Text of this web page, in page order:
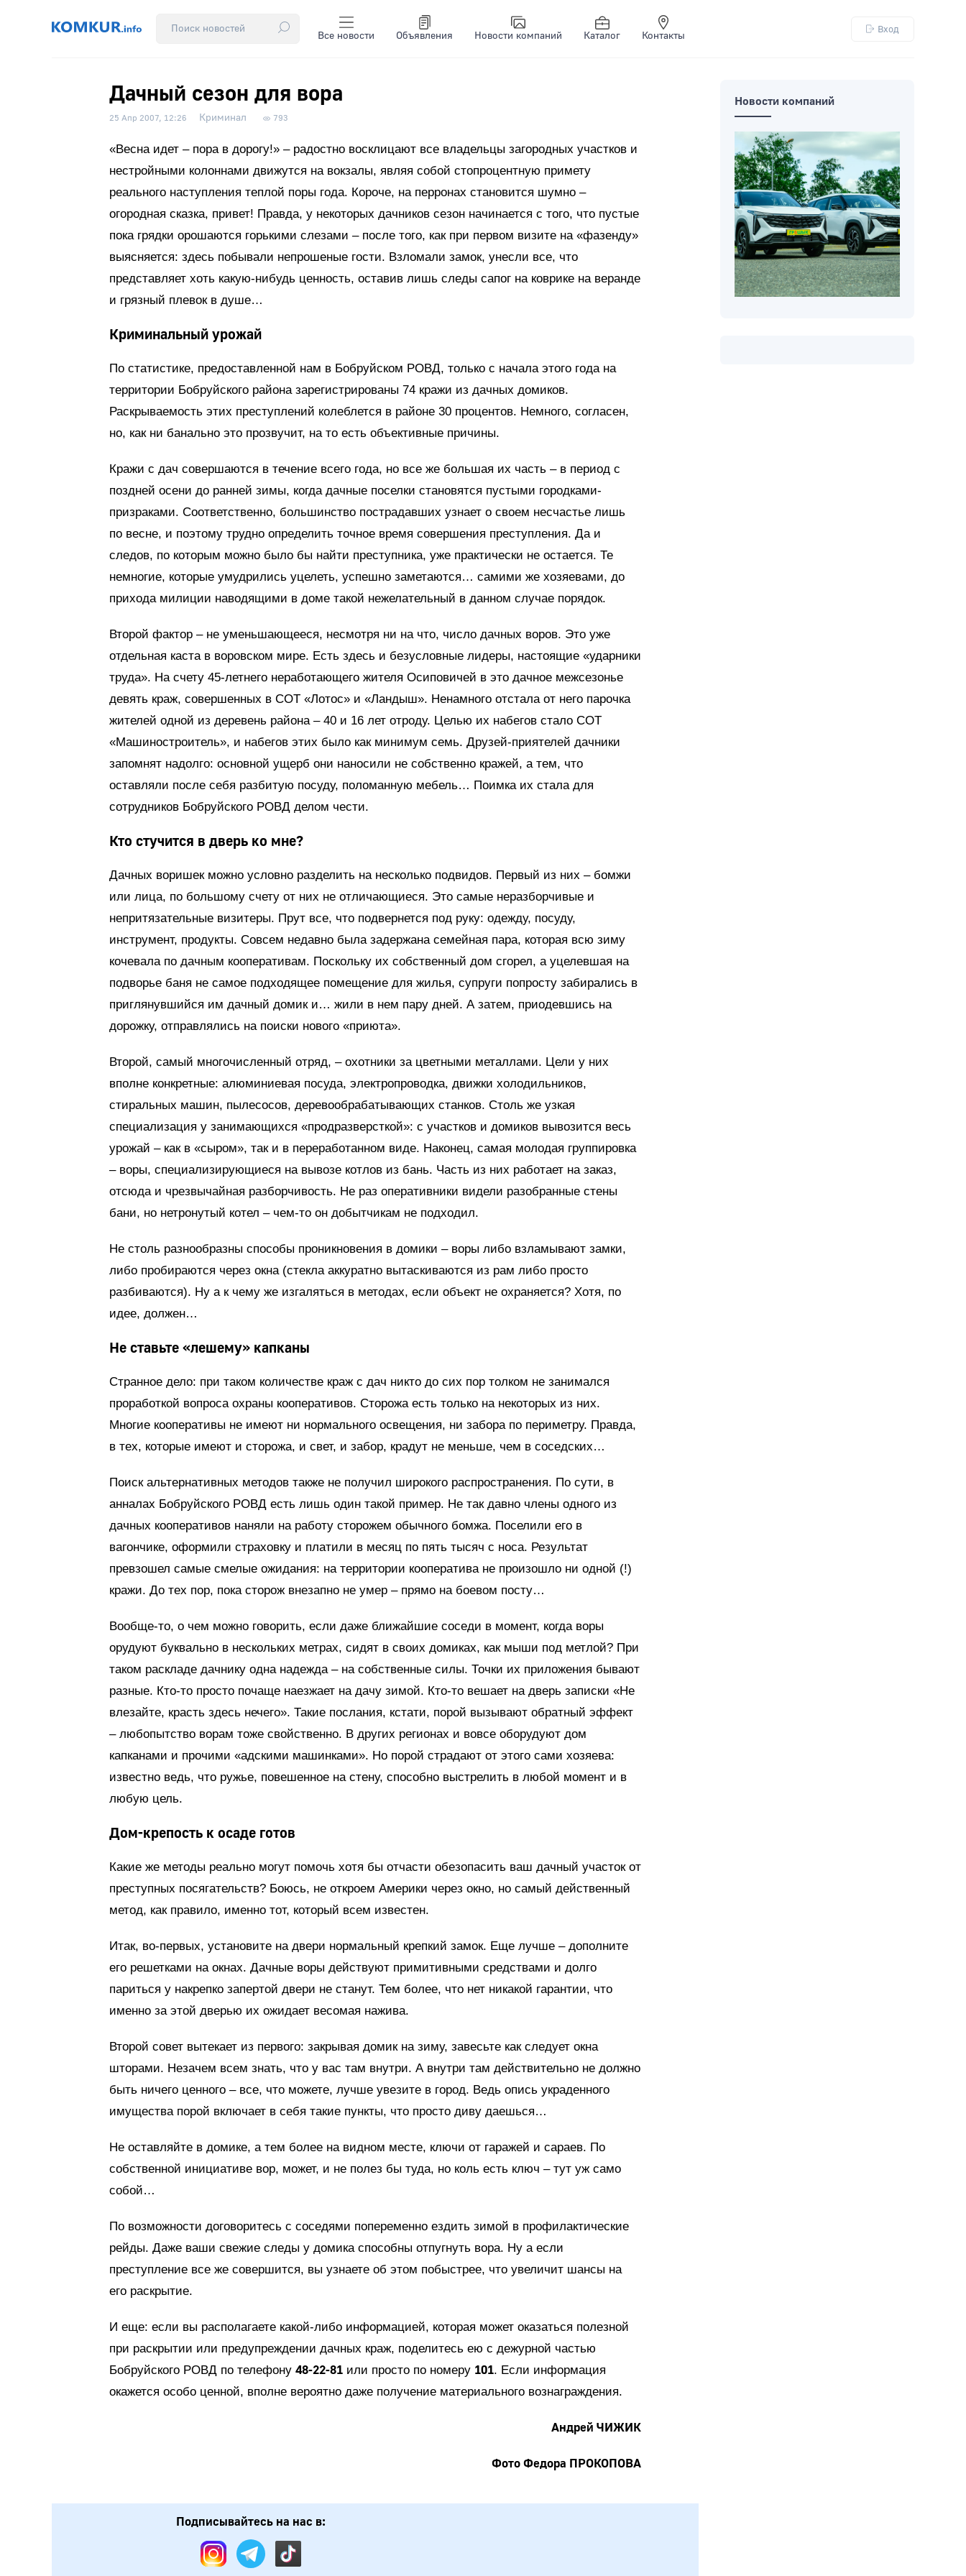
Все новости Объявления Новости компаний Каталог Контакты
Вход
Дачный сезон для вора
25 Апр 2007, 12:26 Криминал 793
«Весна идет – пора в дорогу!» – радостно восклицают все владельцы загородных участков и
нестройными колоннами движутся на вокзалы, являя собой стопроцентную примету
реального наступления теплой поры года. Короче, на перронах становится шумно –
огородная сказка, привет! Правда, у некоторых дачников сезон начинается с того, что пустые
пока грядки орошаются горькими слезами – после того, как при первом визите на «фазенду»
выясняется: здесь побывали непрошеные гости. Взломали замок, унесли все, что
представляет хоть какую-нибудь ценность, оставив лишь следы сапог на коврике на веранде
и грязный плевок в душе…
Криминальный урожай
По статистике, предоставленной нам в Бобруйском РОВД, только с начала этого года на
территории Бобруйского района зарегистрированы 74 кражи из дачных домиков.
Раскрываемость этих преступлений колеблется в районе 30 процентов. Немного, согласен,
но, как ни банально это прозвучит, на то есть объективные причины.
Кражи с дач совершаются в течение всего года, но все же большая их часть – в период с
поздней осени до ранней зимы, когда дачные поселки становятся пустыми городками-
призраками. Соответственно, большинство пострадавших узнает о своем несчастье лишь
по весне, и поэтому трудно определить точное время совершения преступления. Да и
следов, по которым можно было бы найти преступника, уже практически не остается. Те
немногие, которые умудрились уцелеть, успешно заметаются… самими же хозяевами, до
прихода милиции наводящими в доме такой нежелательный в данном случае порядок.
Второй фактор – не уменьшающееся, несмотря ни на что, число дачных воров. Это уже
отдельная каста в воровском мире. Есть здесь и безусловные лидеры, настоящие «ударники
труда». На счету 45-летнего неработающего жителя Осиповичей в это дачное межсезонье
девять краж, совершенных в СОТ «Лотос» и «Ландыш». Ненамного отстала от него парочка
жителей одной из деревень района – 40 и 16 лет отроду. Целью их набегов стало СОТ
«Машиностроитель», и набегов этих было как минимум семь. Друзей-приятелей дачники
запомнят надолго: основной ущерб они наносили не собственно кражей, а тем, что
оставляли после себя разбитую посуду, поломанную мебель… Поимка их стала для
сотрудников Бобруйского РОВД делом чести.
Кто стучится в дверь ко мне?
Дачных воришек можно условно разделить на несколько подвидов. Первый из них – бомжи
или лица, по большому счету от них не отличающиеся. Это самые неразборчивые и
непритязательные визитеры. Прут все, что подвернется под руку: одежду, посуду,
инструмент, продукты. Совсем недавно была задержана семейная пара, которая всю зиму
кочевала по дачным кооперативам. Поскольку их собственный дом сгорел, а уцелевшая на
подворье баня не самое подходящее помещение для жилья, супруги попросту забирались в
приглянувшийся им дачный домик и… жили в нем пару дней. А затем, приодевшись на
дорожку, отправлялись на поиски нового «приюта».
Второй, самый многочисленный отряд, – охотники за цветными металлами. Цели у них
вполне конкретные: алюминиевая посуда, электропроводка, движки холодильников,
стиральных машин, пылесосов, деревообрабатывающих станков. Столь же узкая
специализация у занимающихся «продразверсткой»: с участков и домиков вывозится весь
урожай – как в «сыром», так и в переработанном виде. Наконец, самая молодая группировка
– воры, специализирующиеся на вывозе котлов из бань. Часть из них работает на заказ,
отсюда и чрезвычайная разборчивость. Не раз оперативники видели разобранные стены
бани, но нетронутый котел – чем-то он добытчикам не подходил.
Не столь разнообразны способы проникновения в домики – воры либо взламывают замки,
либо пробираются через окна (стекла аккуратно вытаскиваются из рам либо просто
разбиваются). Ну а к чему же изгаляться в методах, если объект не охраняется? Хотя, по
идее, должен…
Не ставьте «лешему» капканы
Странное дело: при таком количестве краж с дач никто до сих пор толком не занимался
проработкой вопроса охраны кооперативов. Сторожа есть только на некоторых из них.
Многие кооперативы не имеют ни нормального освещения, ни забора по периметру. Правда,
в тех, которые имеют и сторожа, и свет, и забор, крадут не меньше, чем в соседских…
Поиск альтернативных методов также не получил широкого распространения. По сути, в
анналах Бобруйского РОВД есть лишь один такой пример. Не так давно члены одного из
дачных кооперативов наняли на работу сторожем обычного бомжа. Поселили его в
вагончике, оформили страховку и платили в месяц по пять тысяч с носа. Результат
превзошел самые смелые ожидания: на территории кооператива не произошло ни одной (!)
кражи. До тех пор, пока сторож внезапно не умер – прямо на боевом посту…
Вообще-то, о чем можно говорить, если даже ближайшие соседи в момент, когда воры
орудуют буквально в нескольких метрах, сидят в своих домиках, как мыши под метлой? При
таком раскладе дачнику одна надежда – на собственные силы. Точки их приложения бывают
разные. Кто-то просто почаще наезжает на дачу зимой. Кто-то вешает на дверь записки «Не
влезайте, красть здесь нечего». Такие послания, кстати, порой вызывают обратный эффект
– любопытство ворам тоже свойственно. В других регионах и вовсе оборудуют дом
капканами и прочими «адскими машинками». Но порой страдают от этого сами хозяева:
известно ведь, что ружье, повешенное на стену, способно выстрелить в любой момент и в
любую цель.
Дом-крепость к осаде готов
Какие же методы реально могут помочь хотя бы отчасти обезопасить ваш дачный участок от
преступных посягательств? Боюсь, не откроем Америки через окно, но самый действенный
метод, как правило, именно тот, который всем известен.
Итак, во-первых, установите на двери нормальный крепкий замок. Еще лучше – дополните
его решетками на окнах. Дачные воры действуют примитивными средствами и долго
париться у накрепко запертой двери не станут. Тем более, что нет никакой гарантии, что
именно за этой дверью их ожидает весомая нажива.
Второй совет вытекает из первого: закрывая домик на зиму, завесьте как следует окна
шторами. Незачем всем знать, что у вас там внутри. А внутри там действительно не должно
быть ничего ценного – все, что можете, лучше увезите в город. Ведь опись украденного
имущества порой включает в себя такие пункты, что просто диву даешься…
Не оставляйте в домике, а тем более на видном месте, ключи от гаражей и сараев. По
собственной инициативе вор, может, и не полез бы туда, но коль есть ключ – тут уж само
собой…
По возможности договоритесь с соседями попеременно ездить зимой в профилактические
рейды. Даже ваши свежие следы у домика способны отпугнуть вора. Ну а если
преступление все же совершится, вы узнаете об этом побыстрее, что увеличит шансы на
его раскрытие.
И еще: если вы располагаете какой-либо информацией, которая может оказаться полезной
при раскрытии или предупреждении дачных краж, поделитесь ею с дежурной частью
Бобруйского РОВД по телефону 48-22-81 или просто по номеру 101. Если информация
окажется особо ценной, вполне вероятно даже получение материального вознаграждения.
Андрей ЧИЖИК
Фото Федора ПРОКОПОВА
Подписывайтесь на нас в:
Новости компаний